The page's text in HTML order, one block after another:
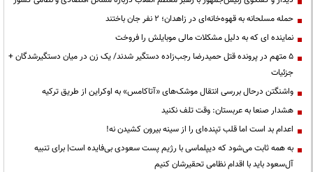
حمله مسلحانه به قهوه‌خانه‌ای در زاهدان؛ ۲ نفر جان باختند
نماینده ای که به دلیل مشکلات مالی موبایلش را فروخت
۵ متهم در پرونده قتل حمیدرضا رجب‌زاده دستگیر شدند/ یک زن در میان دستگیرشدگان +
جزئیات
واشنگتن درحال بررسی انتقال موشک‌های «آتاکامس» به اوکراین از طریق ترکیه
هشدار صنعا به عربستان: وقت تلف نکنید
اعدام بد است اما قلب تپنده‌ای را از سینه بیرون کشیدن نه!
به همه ثابت می‌شود که دیپلماسی با رژیم پست سعودی بی‌فایده است| برای تنبیه
آل‌سعود باید با اقدام نظامی تحقیرشان کنیم